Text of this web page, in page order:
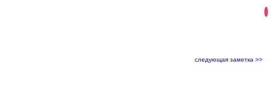
следующая заметка >>